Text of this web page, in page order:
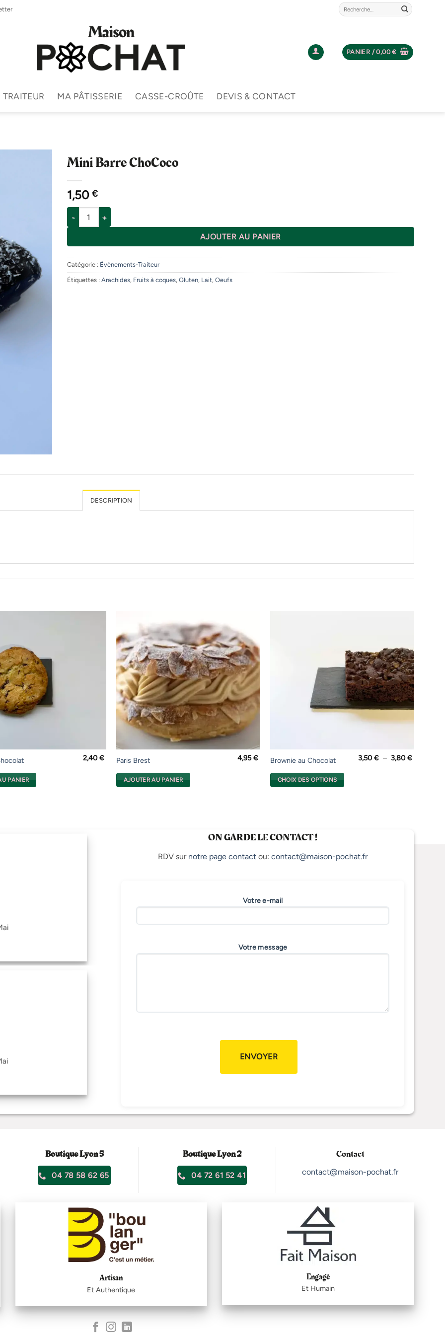
Recherche
pour :
PANIER /0,00€
TRAITEUR MA PÂTISSERIE CASSE-CROÛTE DEVIS & CONTACT
Mini Barre ChoCoco
1,50 €
quantité de Mini Barre ChoCoco
AJOUTER AU PANIER
Catégorie : Évènements-Traiteur
Étiquettes : Arachides, Fruits à coques, Gluten, Lait, Oeufs
DESCRIPTION
2,40€
PANIER
Paris Brest 4,95€
AJOUTER AU PANIER
Brownie au Chocolat 3,50€ – 3,80€Plage
CHOIX DES OPTIONS
Ce
produit
a
peuvent
choisies
page
ON GARDE LE CONTACT !
RDV sur notre page contact ou: contact@maison-pochat.fr
Votre e-mail
Votre message
Boutique Lyon 5
04 78 58 62 65
Boutique Lyon 2
04 72 61 52 41
Contact
contact@maison-pochat.fr
Artisan
Et Authentique
Engagé
Et Humain